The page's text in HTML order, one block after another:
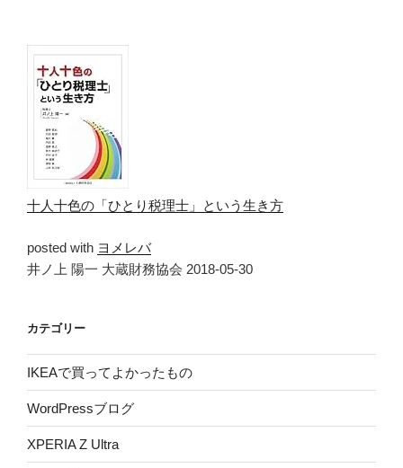
十人十色の「ひとり税理士」という生き方
posted with ヨメレバ
井ノ上 陽一 大蔵財務協会 2018-05-30
カテゴリー
IKEAで買ってよかったもの
WordPressブログ
XPERIA Z Ultra